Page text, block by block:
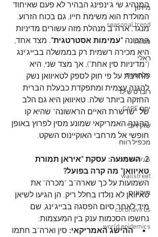
מיתון
seasonal trend
מניות
ראלי
מלחמות
רוברט שילר
יחס CAPE
שוק דובי
מכפיל רווח
coronavirus
wallstreet
תיקונים
coronavirus
world epidemics
המנהיג שי ג'ינפינג הבהיר לא פעם שאיחוד
המולדת הוא משימת חייו, גם בכוח הזרוע.
מנגד, ארה"ב מנהלת מזה עשורים מדיניות
המכונה "עמימות אסטרטגית". מצד אחד,
היא מכירה רשמית רק בממשלה בבייג'ינג
("מדיניות סין אחת"), אך מצד שני, היא
מחויבת על פי חוק לספק לטאיוואן נשק
להגנה עצמית ומתפקדת כבעלת הברית
החזקה ביותר שלה. טאיוואן היא גם הלב
של "שרשרת האיים הראשונה" שהיא קו
ההגנה האמריקאי שמונע מסין לפרוץ באופן
חופשי אל מרחבי האוקיינוס השקט.
2. השמועה: עסקת "איראן תמורת
טאיוואן" מה קרה בפועל?
השמועות על כך שארה"ב "מכרה" את
טאיוואן לא נולדו בחלל ריק. הן הגיעו לשיאן
מיד לאחר סיום הפסגה בבייג'ינג, שם
נחשפו הסכמות ענק בין המעצמות:
ההישג האמריקאי: סין וארה"ב חתמו